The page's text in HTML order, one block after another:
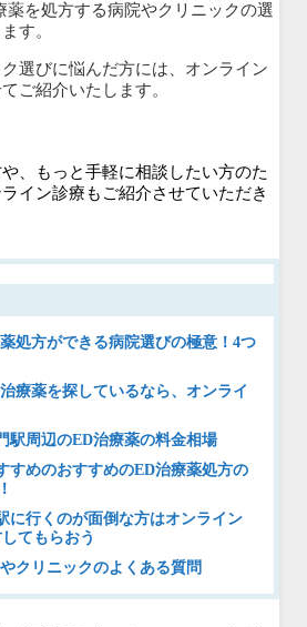
薬を処方する病院やクリニックの選
す。
選びに悩んだ方には、オンライン
ご紹介いたします。
、もっと手軽に相談したい方のた
イン診療もご紹介させていただき
処方ができる病院選びの極意！4つ
療薬を探しているなら、オンライ
駅周辺のED治療薬の料金相場
すめのおすすめのED治療薬処方の
に行くのが面倒な方はオンライン
てもらおう
クリニックのよくある質問